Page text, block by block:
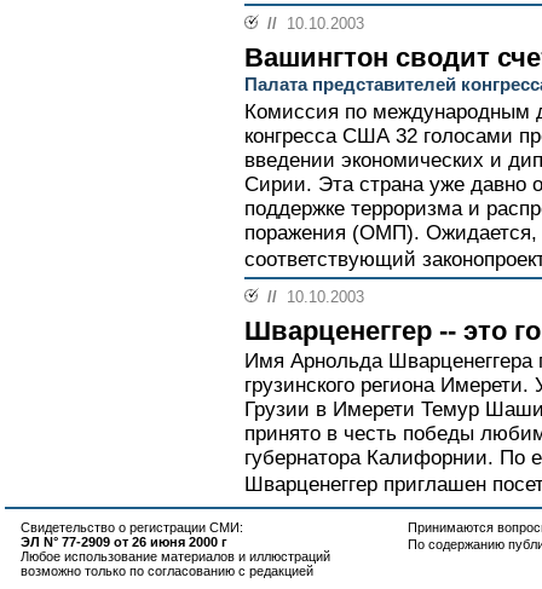
// 10.10.2003
Вашингтон сводит
Палата представителей
Комиссия по международным
конгресса США 32 голосами
введении экономических и
Сирии. Эта страна уже давно
поддержке терроризма и
поражения (ОМП). Ожидается,
соответствующий
// 10.10.2003
Шварценеггер -- это
Имя Арнольда Шварценеггера
грузинского региона
Грузии в Имерети Темур
принято в честь победы
губернатора Калифорнии. По
Шварценеггер приглашен
Свидетельство о регистрации СМИ:
ЭЛ N° 77-2909 от 26 июня 2000 г
Любое использование материалов и иллюстраций
возможно только по согласованию с редакцией
Принимаются
По содержанию